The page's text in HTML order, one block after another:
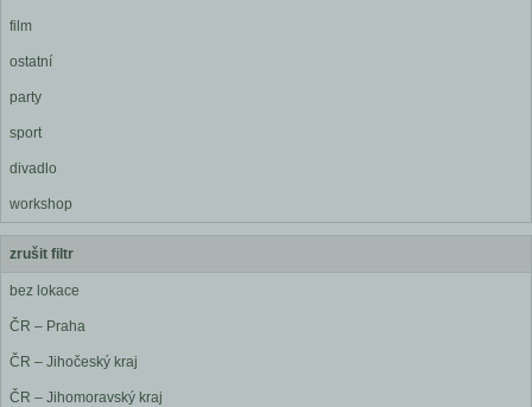
film
ostatní
party
sport
divadlo
workshop
zrušit filtr
bez lokace
ČR – Praha
ČR – Jihočeský kraj
ČR – Jihomoravský kraj